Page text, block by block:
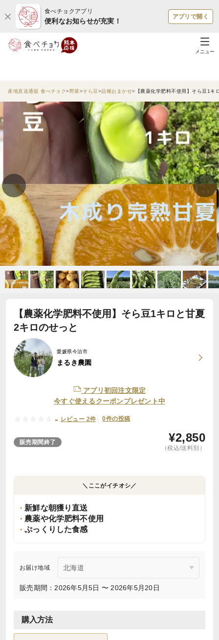
食べチョクアプリ
便利なお知らせが充実！
アプリで開く
メニュー
産地直送通販 食べチョク 野菜 そら豆 品種おまかせ 【農薬化学肥料不使用】そら豆1キ
【農薬化学肥料不使用】そら豆1キロと甘夏
2キロのせっと
愛媛県今治市
まるき農園
アプリ初回注文限定
今すぐ使えるクーポンプレゼント中
- レビュー 2件 0件の投稿
販売期間終了 ¥2,850
（税込/送料別）
＼ここがイチオシ／
新鮮な朝獲り直送
農薬や化学肥料不使用
ぷっくりした食感
お届け地域
販売期間：2026年5月5日 〜 2026年5月20日
購入方法